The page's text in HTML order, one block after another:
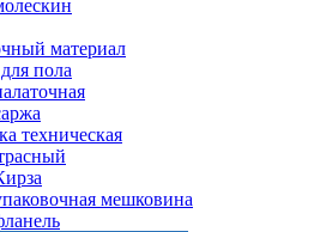
материал
пола
техническая
мешковина